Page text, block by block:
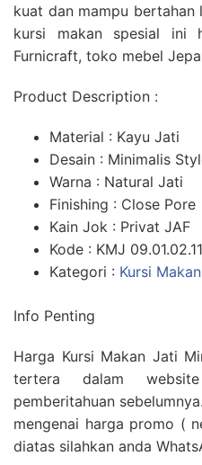
kuat dan mampu
kursi makan spesial ini
Furnicraft, toko mebel
Product Description :
Material : Kayu Jati
Desain : Minimalis
Warna : Natural Jati
Finishing : Close Pore
Kain Jok : Privat JAF
Kode : KMJ
Kategori : Kursi
Info Penting
Harga Kursi Makan Jati
tertera dalam
pemberitahuan
mengenai harga promo (
diatas silahkan anda